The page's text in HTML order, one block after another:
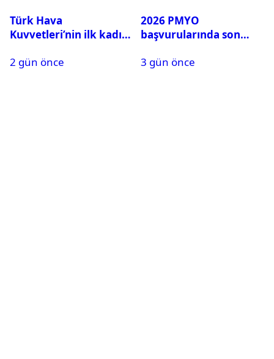
Türk Hava
Kuvvetleri’nin ilk kadın
Karapınar hakkında
2 gün önce
2026 PMYO
başvurularında son
3 gün önce